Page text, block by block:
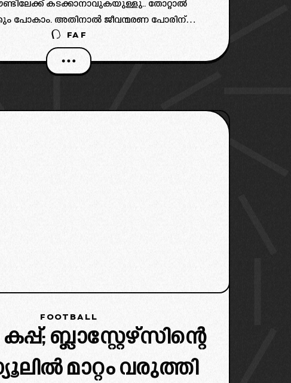
കടക്കാനാവുകയുള്ളു.. തോറ്റാൽ
പോകാം. അതിനാൽ ജീവന്മരണ പോരിന്
ബ്ലാസ്റ്റേഴ്സിന്റെ ആദ്യ ഇലവൻ
നമ്മുക്ക് പരിശോധിക്കാം…
FAF
FOOTBALL
ബ്ലാസ്റ്റേഴ്സിന്റെ
മാറ്റം വരുത്തി